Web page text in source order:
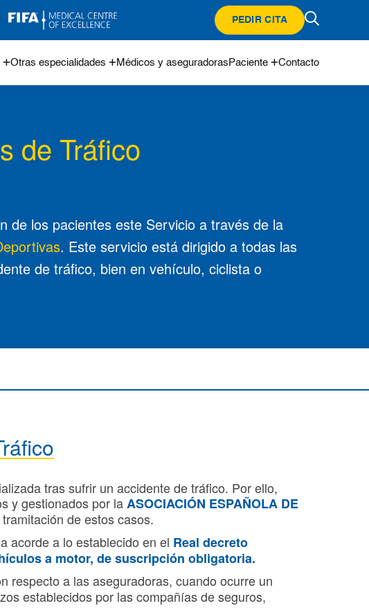
PEDIR CITA
Otras especialidades Médicos y aseguradoras Paciente Contacto
de Tráfico
de los pacientes este Servicio a través de la
. Este servicio está dirigido a todas las
de tráfico, bien en vehículo, ciclista o
tras sufrir un accidente de tráfico. Por ello,
y gestionados por laASOCIACIÓN ESPAÑOLA DE
de estos casos.
acorde a lo establecido en el Real decreto
a motor, de suscripción obligatoria.
respecto a las aseguradoras, cuando ocurre un
establecidos por las compañías de seguros,